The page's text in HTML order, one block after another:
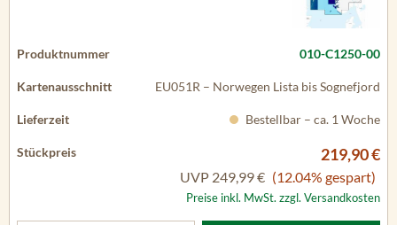
010-C1250-00
EU051R – Norwegen Lista bis Sognefjord
Bestellbar – ca. 1 Woche
219,90 €
UVP 249,99 € (12.04% gespart)
Preise inkl. MwSt. zzgl. Versandkosten